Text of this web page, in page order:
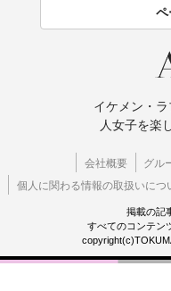
ペ
イケメン・
人女子を楽
会社概要
グル
個人に関わる情報の取扱いにつ
掲載の記
すべてのコンテン